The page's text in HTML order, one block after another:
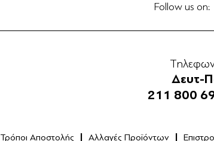
Follow us on:
Δευτ-
211 800
Τρόποι Αποστολής Αλλαγές Προϊόντων